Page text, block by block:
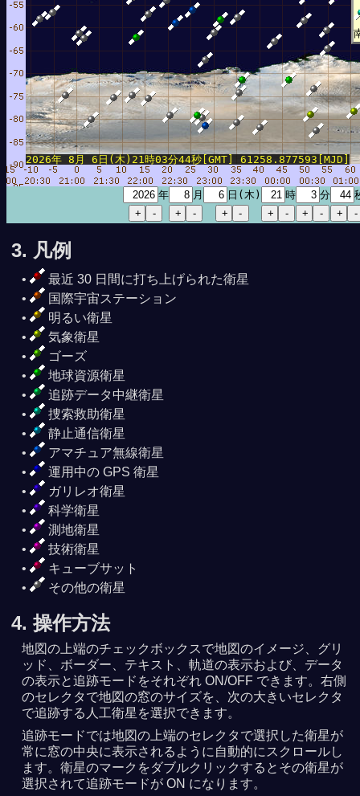
2026年 8月 6日(木)21時03分44秒[GMT] 61258.877593[MJD]
年 月 日(木) 時 分
3. 凡例
最近 30 日間に打ち上げられた衛星
国際宇宙ステーション
明るい衛星
気象衛星
ゴーズ
地球資源衛星
追跡データ中継衛星
捜索救助衛星
静止通信衛星
アマチュア無線衛星
運用中の GPS 衛星
ガリレオ衛星
科学衛星
測地衛星
技術衛星
キューブサット
その他の衛星
4. 操作方法
地図の上端のチェックボックスで地図のイメージ、グリ
ッド、ボーダー、テキスト、軌道の表示および、データ
の表示と追跡モードをそれぞれ ON/OFF できます。右側
のセレクタで地図の窓のサイズを、次の大きいセレクタ
で追跡する人工衛星を選択できます。
追跡モードでは地図の上端のセレクタで選択した衛星が
常に窓の中央に表示されるように自動的にスクロールし
ます。衛星のマークをダブルクリックするとその衛星が
選択されて追跡モードが ON になります。